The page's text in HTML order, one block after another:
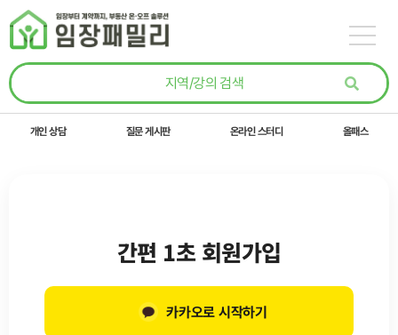
콘텐츠로
건너뛰기
개인 상담 질문 게시판 온라인 스터디 올패스
간편 1초 회원가입
카카오로 시작하기